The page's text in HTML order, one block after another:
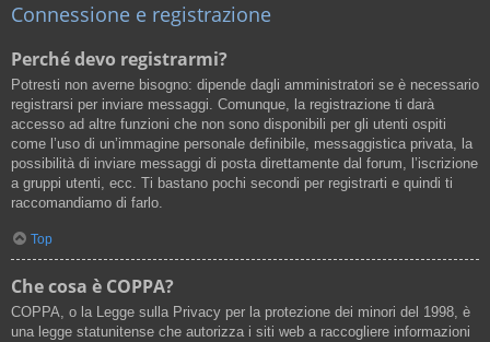
Connessione e registrazione
Perché devo registrarmi?
Potresti non averne bisogno: dipende dagli amministratori se è necessario
registrarsi per inviare messaggi. Comunque, la registrazione ti darà
accesso ad altre funzioni che non sono disponibili per gli utenti ospiti
come l’uso di un’immagine personale definibile, messaggistica privata, la
possibilità di inviare messaggi di posta direttamente dal forum, l’iscrizione
a gruppi utenti, ecc. Ti bastano pochi secondi per registrarti e quindi ti
raccomandiamo di farlo.
Top
Che cosa è COPPA?
COPPA, o la Legge sulla Privacy per la protezione dei minori del 1998, è
una legge statunitense che autorizza i siti web a raccogliere informazioni